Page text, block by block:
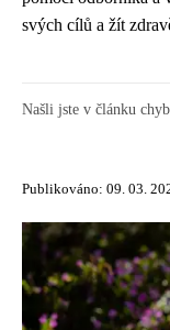
svých cílů a žít
Našli jste v článku
Publikováno: 09. 03.